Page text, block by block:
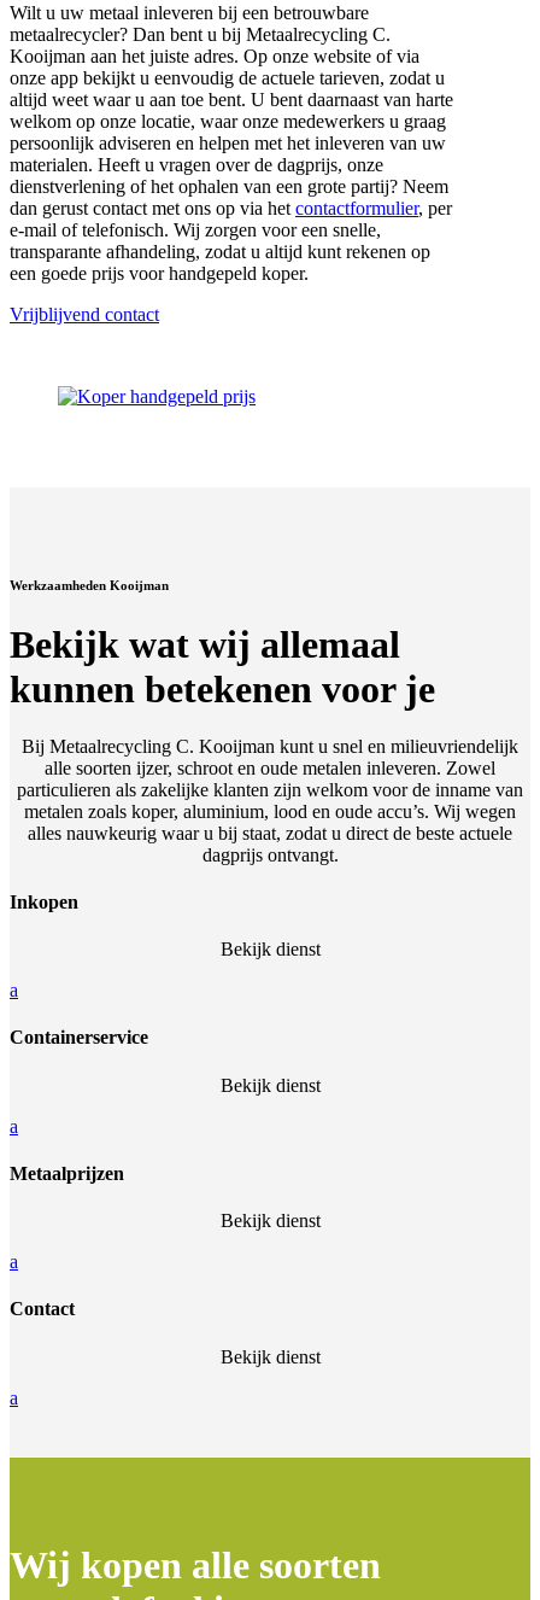
Wilt u uw metaal inleveren bij een betrouwbare
metaalrecycler? Dan bent u bij Metaalrecycling C.
Kooijman aan het juiste adres. Op onze website of via
onze app bekijkt u eenvoudig de actuele tarieven, zodat u
altijd weet waar u aan toe bent. U bent daarnaast van harte
welkom op onze locatie, waar onze medewerkers u graag
persoonlijk adviseren en helpen met het inleveren van uw
materialen. Heeft u vragen over de dagprijs, onze
dienstverlening of het ophalen van een grote partij? Neem
dan gerust contact met ons op via het contactformulier, per
e-mail of telefonisch. Wij zorgen voor een snelle,
transparante afhandeling, zodat u altijd kunt rekenen op
een goede prijs voor handgepeld koper.
Vrijblijvend contact
Werkzaamheden Kooijman
Bekijk wat wij allemaal
kunnen betekenen voor je
Bij Metaalrecycling C. Kooijman kunt u snel en milieuvriendelijk
alle soorten ijzer, schroot en oude metalen inleveren. Zowel
particulieren als zakelijke klanten zijn welkom voor de inname van
metalen zoals koper, aluminium, lood en oude accu’s. Wij wegen
alles nauwkeurig waar u bij staat, zodat u direct de beste actuele
dagprijs ontvangt.
Inkopen
Bekijk dienst
a
Containerservice
Bekijk dienst
a
Metaalprijzen
Bekijk dienst
a
Contact
Bekijk dienst
a
Wij kopen alle soorten